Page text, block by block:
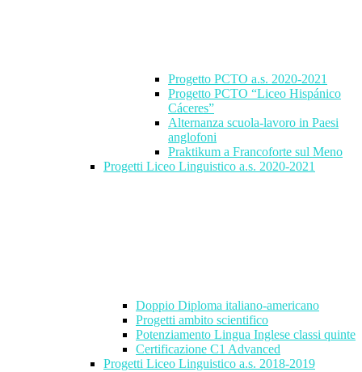
Progetto PCTO a.s. 2020-2021
Progetto PCTO “Liceo Hispánico
Cáceres”
Alternanza scuola-lavoro in Paesi
anglofoni
Praktikum a Francoforte sul Meno
Progetti Liceo Linguistico a.s. 2020-2021
Doppio Diploma italiano-americano
Progetti ambito scientifico
Potenziamento Lingua Inglese classi quinte
Certificazione C1 Advanced
Progetti Liceo Linguistico a.s. 2018-2019